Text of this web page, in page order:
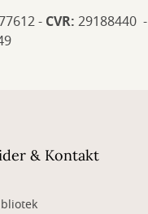
- CVR: 29188440 -
& Kontakt